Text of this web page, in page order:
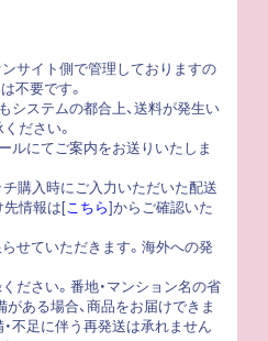
サイト側で管理しておりますの
不要です。
システムの都合上、送料が発生い
ださい。
ルにてご案内をお送りいたしま
チ購入時にご入力いただいた配送
先情報は[こちら]からご確認いた
せていただきます。海外への発
ださい。番地・マンション名の省
ある場合、商品をお届けできま
不足に伴う再発送は承れません